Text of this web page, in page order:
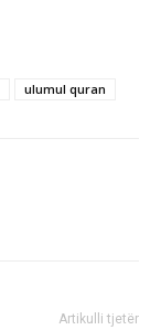
ulumul quran
Artikulli tjetër